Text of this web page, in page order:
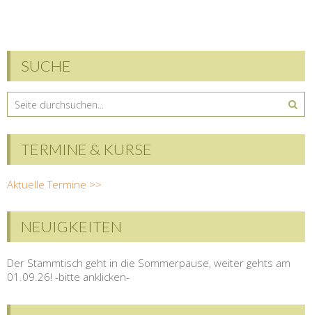
SUCHE
TERMINE & KURSE
Aktuelle Termine >>
NEUIGKEITEN
Der Stammtisch geht in die Sommerpause, weiter gehts am
01.09.26! -bitte anklicken-